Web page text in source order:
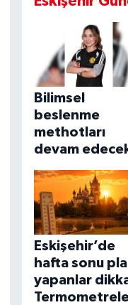
Bilimsel
beslenme
methotları
devam
Eskişehir’de
hafta sonu
yapanlar